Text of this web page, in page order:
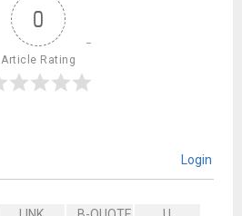
0
Article Rating
Login